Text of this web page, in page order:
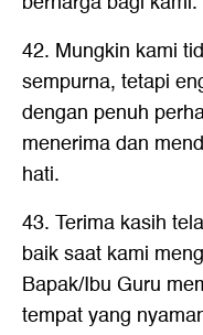
42. Mungkin kami
sempurna, tetapi
dengan penuh
menerima dan
hati.
43. Terima kasih
baik saat kami
Bapak/Ibu Guru
tempat yang